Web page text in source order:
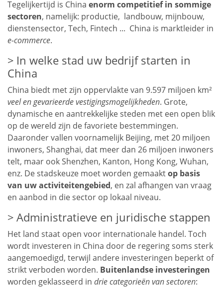
Tegelijkertijd is China enorm competitief in sommige
sectoren, namelijk: productie, landbouw, mijnbouw,
dienstensector, Tech, Fintech ... China is marktleider in
e-commerce.
In welke stad uw bedrijf starten in
China
China biedt met zijn oppervlakte van 9.597 miljoen km²
veel en gevarieerde vestigingsmogelijkheden. Grote,
dynamische en aantrekkelijke steden met een open blik
op de wereld zijn de favoriete bestemmingen.
Daaronder vallen voornamelijk Beijing, met 20 miljoen
inwoners, Shanghai, dat meer dan 26 miljoen inwoners
telt, maar ook Shenzhen, Kanton, Hong Kong, Wuhan,
enz. De stadskeuze moet worden gemaaktop basis
van uw activiteitengebied, en zal afhangen van vraag
en aanbod in die sector op lokaal niveau.
Administratieve en juridische stappen
Het land staat open voor internationale handel. Toch
wordt investeren in China door de regering soms sterk
aangemoedigd, terwijl andere investeringen beperkt of
strikt verboden worden. Buitenlandse investeringen
worden geklasseerd in drie categorieën van sectoren: